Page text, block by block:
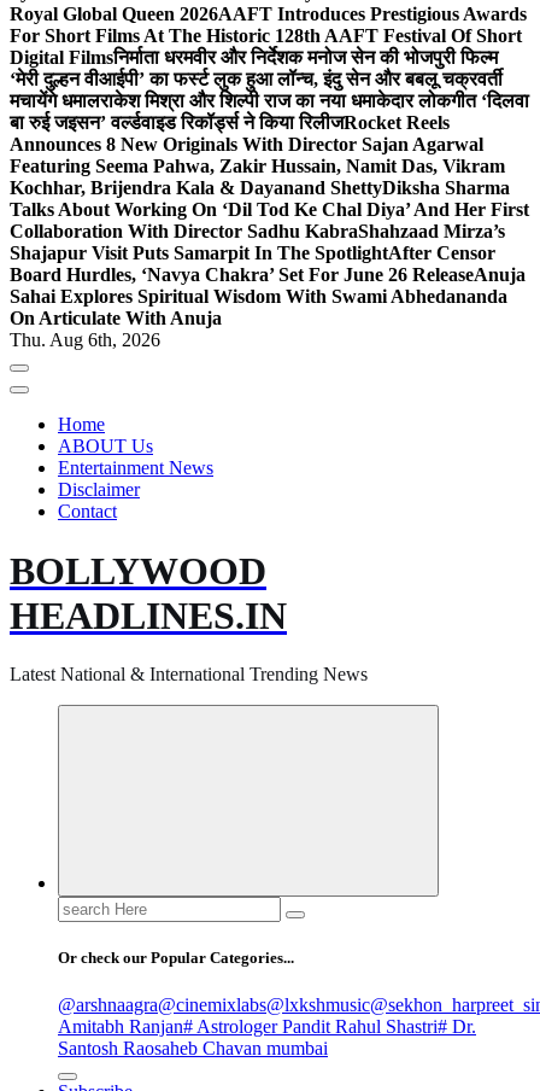
Royal Global Queen 2026AAFT Introduces Prestigious Awards
For Short Films At The Historic 128th AAFT Festival Of Short
Digital Filmsनिर्माता धरमवीर और निर्देशक मनोज सेन की भोजपुरी फिल्म
‘मेरी दुल्हन वीआईपी’ का फर्स्ट लुक हुआ लॉन्च, इंदु सेन और बबलू चक्रवर्ती
मचायेंगे धमालराकेश मिश्रा और शिल्पी राज का नया धमाकेदार लोकगीत ‘दिलवा
बा रुई जइसन’ वर्ल्डवाइड रिकॉर्ड्स ने किया रिलीजRocket Reels
Announces 8 New Originals With Director Sajan Agarwal
Featuring Seema Pahwa, Zakir Hussain, Namit Das, Vikram
Kochhar, Brijendra Kala & Dayanand ShettyDiksha Sharma
Talks About Working On ‘Dil Tod Ke Chal Diya’ And Her First
Collaboration With Director Sadhu KabraShahzaad Mirza’s
Shajapur Visit Puts Samarpit In The SpotlightAfter Censor
Board Hurdles, ‘Navya Chakra’ Set For June 26 ReleaseAnuja
Sahai Explores Spiritual Wisdom With Swami Abhedananda
On Articulate With Anuja
Thu. Aug 6th, 2026
Home
ABOUT Us
Entertainment News
Disclaimer
Contact
BOLLYWOOD
HEADLINES.IN
Latest National & International Trending News
Search
for:
Or check our Popular Categories...
@arshnaagra@cinemixlabs@lxkshmusic
Amitabh Ranjan# Astrologer Pandit Rahul Shastri# Dr.
Santosh Raosaheb Chavan mumbai